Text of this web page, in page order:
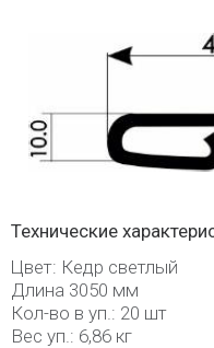
Технические
Цвет: Кедр светлый
Длина 3050 мм
Кол-во в уп.: 20 шт
Вес уп.: 6,86 кг